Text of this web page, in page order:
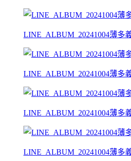
LINE_ALBUM_20241004薄多
LINE_ALBUM_20241004薄多
LINE_ALBUM_20241004薄多
LINE_ALBUM_20241004薄多